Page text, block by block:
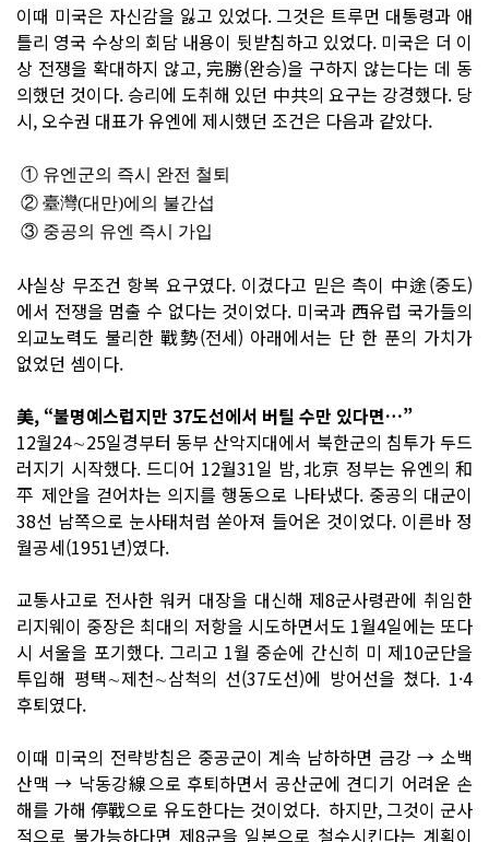
이때 미국은 자신감을 잃고 있었다. 그것은 트루먼 대통령과 애
틀리 영국 수상의 회담 내용이 뒷받침하고 있었다. 미국은 더 이
상 전쟁을 확대하지 않고, 完勝(완승)을 구하지 않는다는 데 동
의했던 것이다. 승리에 도취해 있던 中共의 요구는 강경했다. 당
시, 오수권 대표가 유엔에 제시했던 조건은 다음과 같았다.
① 유엔군의 즉시 완전 철퇴
② 臺灣(대만)에의 불간섭
③ 중공의 유엔 즉시 가입
사실상 무조건 항복 요구였다. 이겼다고 믿은 측이 中途(중도)
에서 전쟁을 멈출 수 없다는 것이었다. 미국과 西유럽 국가들의
외교노력도 불리한 戰勢(전세) 아래에서는 단 한 푼의 가치가
없었던 셈이다.
美, “불명예스럽지만 37도선에서 버틸 수만 있다면…”
12월24∼25일경부터 동부 산악지대에서 북한군의 침투가 두드
러지기 시작했다. 드디어 12월31일 밤, 北京 정부는 유엔의 和
平 제안을 걷어차는 의지를 행동으로 나타냈다. 중공의 대군이
38선 남쪽으로 눈사태처럼 쏟아져 들어온 것이었다. 이른바 정
월공세(1951년)였다.
교통사고로 전사한 워커 대장을 대신해 제8군사령관에 취임한
리지웨이 중장은 최대의 저항을 시도하면서도 1월4일에는 또다
시 서울을 포기했다. 그리고 1월 중순에 간신히 미 제10군단을
투입해 평택∼제천∼삼척의 선(37도선)에 방어선을 쳤다. 1·4
후퇴였다.
이때 미국의 전략방침은 중공군이 계속 남하하면 금강 → 소백
산맥 → 낙동강線으로 후퇴하면서 공산군에 견디기 어려운 손
해를 가해 停戰으로 유도한다는 것이었다. 하지만, 그것이 군사
적으로 불가능하다면 제8군을 일본으로 철수시킨다는 계획이